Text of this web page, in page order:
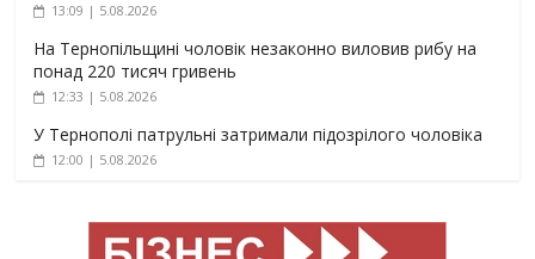
13:09 | 5.08.2026
На Тернопільщині чоловік незаконно виловив рибу на
понад 220 тисяч гривень
12:33 | 5.08.2026
У Тернополі патрульні затримали підозрілого чоловіка
12:00 | 5.08.2026